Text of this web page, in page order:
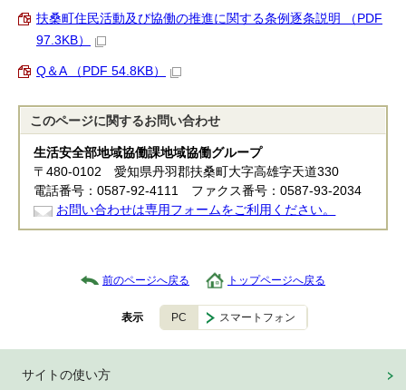
扶桑町住民活動及び協働の推進に関する条例逐条説明 （PDF
97.3KB）
Q＆A （PDF 54.8KB）
このページに関するお問い合わせ
生活安全部地域協働課地域協働グループ
〒480-0102 愛知県丹羽郡扶桑町大字高雄字天道330
電話番号：0587-92-4111 ファクス番号：0587-93-2034
お問い合わせは専用フォームをご利用ください。
前のページへ戻る トップページへ戻る
表示 PC スマートフォン
サイトの使い方